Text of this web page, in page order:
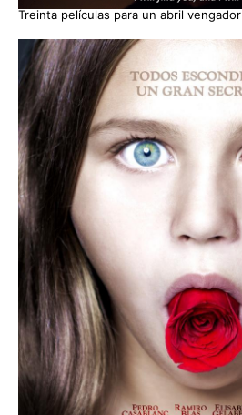
Treinta películas para un abril vengador